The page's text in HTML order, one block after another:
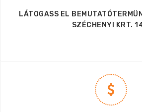
LÁTOGASS EL
SZÉCHENYI KRT.